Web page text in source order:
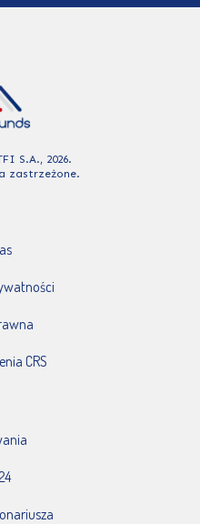
S.A., 2026.
zastrzeżone.
CRS